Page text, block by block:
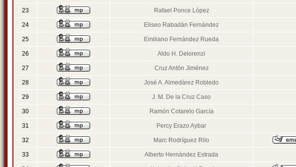
23 Rafael Ponce López
24 Eliseo Rabadán Fernández
25 Emiliano Fernández Rueda
26 Aldo H. Delorenzi
27 Cruz Antón Jiménez
28 José A. Almedárez Robledo
29 J. M. De la Cruz Caso
30 Ramón Cotarelo García
31 Percy Erazo Aybar
32 Marc Rodríguez Rilo
33 Alberto Hernández Estrada